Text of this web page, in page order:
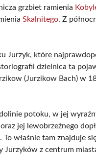
grzbiet ramienia
Skalnitego. Z
Jurzyk, które
dzielnica ta
(Jurzikow Bach) w
potoku, w jej
jej lewobrzeżnego
właśnie tam znajduje
z centrum